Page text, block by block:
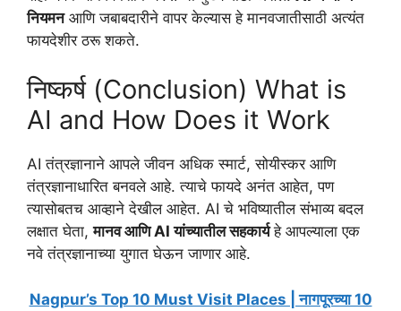
नियमनआणि जबाबदारीने वापर केल्यास हे मानवजातीसाठी अत्यंत
फायदेशीर ठरू शकते.
निष्कर्ष (Conclusion) What is
AI and How Does it Work
AI तंत्रज्ञानाने आपले जीवन अधिक स्मार्ट, सोयीस्कर आणि
तंत्रज्ञानाधारित बनवले आहे. त्याचे फायदे अनंत आहेत, पण
त्यासोबतच आव्हाने देखील आहेत. AI चे भविष्यातील संभाव्य बदल
लक्षात घेता,मानव आणि AI यांच्यातील सहकार्यहे आपल्याला एक
नवे तंत्रज्ञानाच्या युगात घेऊन जाणार आहे.
Nagpur’s Top 10 Must Visit Places | नागपूरच्या 10